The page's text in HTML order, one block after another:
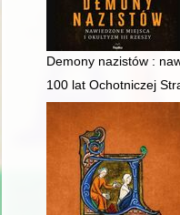
Demony nazistów :
100 lat Ochotniczej